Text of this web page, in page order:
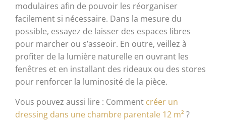
modulaires afin de pouvoir les réorganiser
facilement si nécessaire. Dans la mesure du
possible, essayez de laisser des espaces libres
pour marcher ou s’asseoir. En outre, veillez à
profiter de la lumière naturelle en ouvrant les
fenêtres et en installant des rideaux ou des stores
pour renforcer la luminosité de la pièce.
Vous pouvez aussi lire : Comment créer un
dressing dans une chambre parentale 12 m² ?